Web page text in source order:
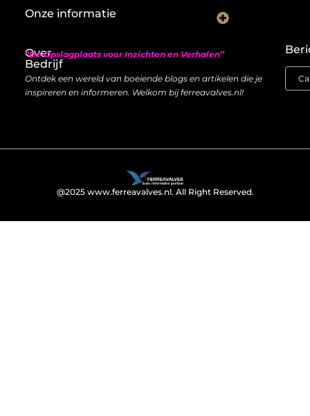
Over
Bedrijf
“De Opslagplaats voor Inzichten en Verhalen”
Ontdek een wereld van boeiende blogs en artikelen die je
inspireren en informeren. Welkom bij ferreavalves.nl!
Onze informatie
@2025 www.ferreavalves.nl. All Right Reserved.